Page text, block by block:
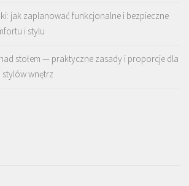
jak zaplanować funkcjonalne i bezpieczne
i stylu
stołem — praktyczne zasady i proporcje dla
wnętrz